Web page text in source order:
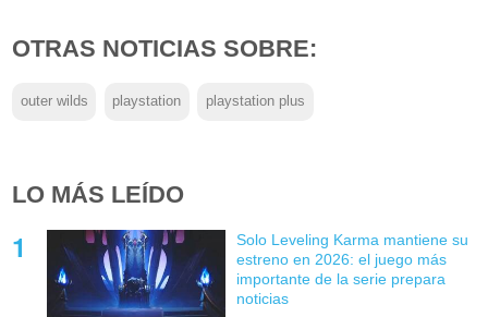
OTRAS NOTICIAS SOBRE:
outer wilds playstation playstation plus
LO MÁS LEÍDO
Solo Leveling Karma mantiene su
estreno en 2026: el juego más
importante de la serie prepara
noticias